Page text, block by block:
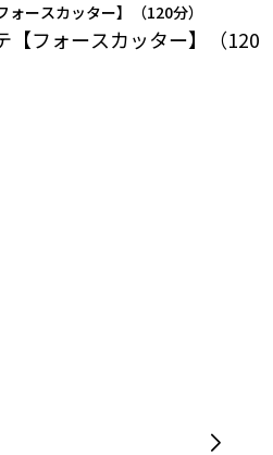
ースカッター】（120分）
【フォースカッター】（120